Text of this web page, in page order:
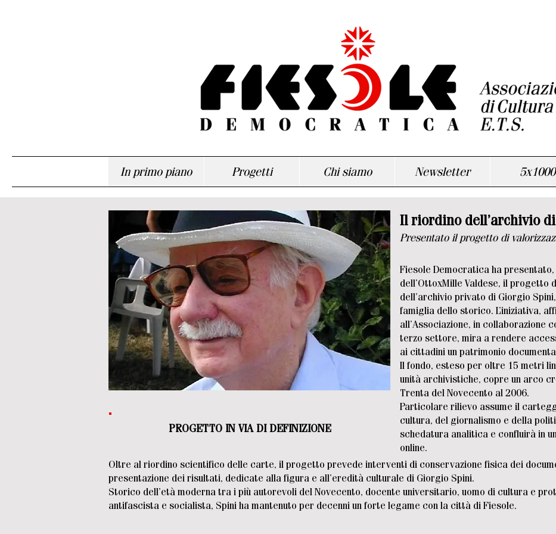
In primo piano Progetti Chi siamo Newsletter 5x1000
PROGETTO IN VIA DI DEFINIZIONE
Il riordino dell’archivio
Presentato il progetto di
Fiesole Democratica ha
dell’OttoxMille Valdese, il progetto
dell’archivio privato di Giorgio
famiglia dello storico. L’iniziativa,
all’Associazione, in collaborazione
terzo settore, mira a rendere
ai cittadini un patrimonio
Il fondo, esteso per oltre 15 metri
unità archivistiche, copre un arco
Trenta del Novecento al 2006.
Particolare rilievo assume il
cultura, del giornalismo e della
schedatura analitica e confluirà in
online.
Oltre al riordino scientifico delle carte, il progetto prevede interventi di conservazione fisica dei
presentazione dei risultati, dedicate alla figura e all’eredità culturale di Giorgio Spini.
Storico dell’età moderna tra i più autorevoli del Novecento, docente universitario, uomo di cultura e
antifascista e socialista, Spini ha mantenuto per decenni un forte legame con la città di Fiesole.